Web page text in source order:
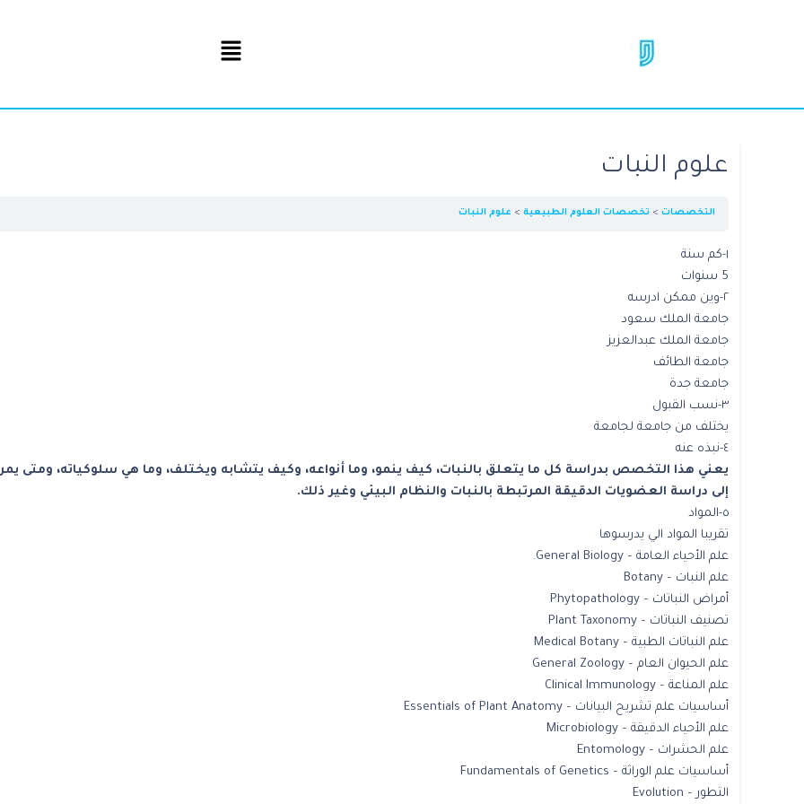
علوم النبات
التخصصات تخصصات العلوم الطبيعية علوم النبات
١-كم سنة
5 سنوات
٢-وين ممكن ادرسه
جامعة الملك سعود
جامعة الملك عبدالعزيز
جامعة الطائف
جامعة جدة
٣-نسب القبول
يختلف من جامعة لجامعة
٤-نبذه عنه
يعني هذا التخصص بدراسة كل ما يتعلق بالنبات، كيف ينمو، وما أنواعه، وكيف يتشابه ويختلف، وما هي سلوكياته، ومتى
إلى دراسة العضويات الدقيقة المرتبطة بالنبات والنظام البيئي وغير ذلك.
٥-المواد
تقريبا المواد الي يدرسوها
علم الأحياء العامة – General Biology.
علم النبات – Botany
أمراض النباتات – Phytopathology
تصنيف النباتات – Plant Taxonomy
علم النباتات الطبية – Medical Botany
علم الحيوان العام – General Zoology
علم المناعة – Clinical Immunology
أساسيات علم تشريح البيانات – Essentials of Plant Anatomy
علم الأحياء الدقيقة – Microbiology
علم الحشرات – Entomology
أساسيات علم الوراثة – Fundamentals of Genetics
التطور – Evolution